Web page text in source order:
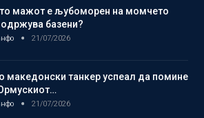
мажот е љубоморен на момчето
базени?
21/07/2026
македонски танкер успеал да помине
21/07/2026